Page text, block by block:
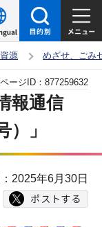
源 めざせ、ごみ
報通信
）」
ページID： 877259632
2025年6月30日